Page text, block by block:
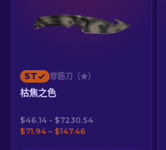
ST 穿肠刀（★）
枯焦之色
$46.14 - $7230.54
$71.94 – $147.46